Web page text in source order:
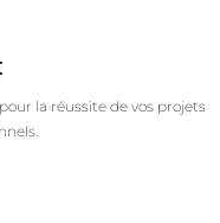
la réussite de vos projets